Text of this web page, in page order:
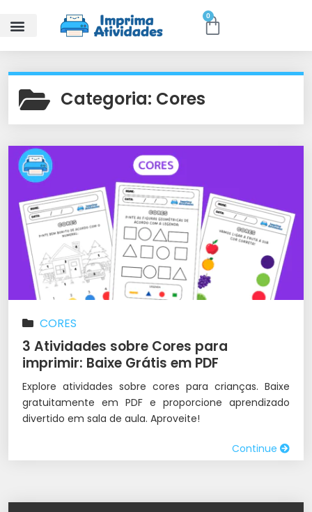
0
Categoria: Cores
CORES
3 Atividades sobre Cores para
imprimir: Baixe Grátis em PDF
Explore atividades sobre cores para crianças. Baixe
gratuitamente em PDF e proporcione aprendizado
divertido em sala de aula. Aproveite!
Continue